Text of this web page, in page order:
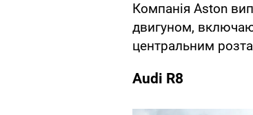
Компанія Aston
двигуном,
центральним
Audi R8